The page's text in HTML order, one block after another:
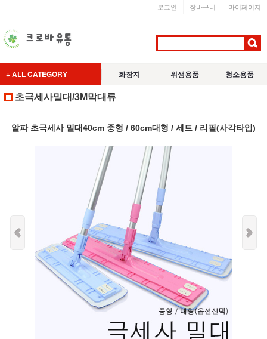
로그인 장바구니 마이페이지
+ ALL CATEGORY 화장지 위생용품 청소용품
초극세사밀대/3M막대류
알파 초극세사 밀대40cm 중형 / 60cm대형 / 세트 / 리필(사각타입)